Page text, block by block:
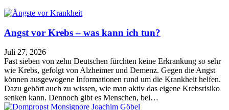
Angst vor Krebs – was kann ich tun?
Juli 27, 2026
Fast sieben von zehn Deutschen fürchten keine Erkrankung so sehr
wie Krebs, gefolgt von Alzheimer und Demenz. Gegen die Angst
können ausgewogene Informationen rund um die Krankheit helfen.
Dazu gehört auch zu wissen, wie man aktiv das eigene Krebsrisiko
senken kann. Dennoch gibt es Menschen, bei…